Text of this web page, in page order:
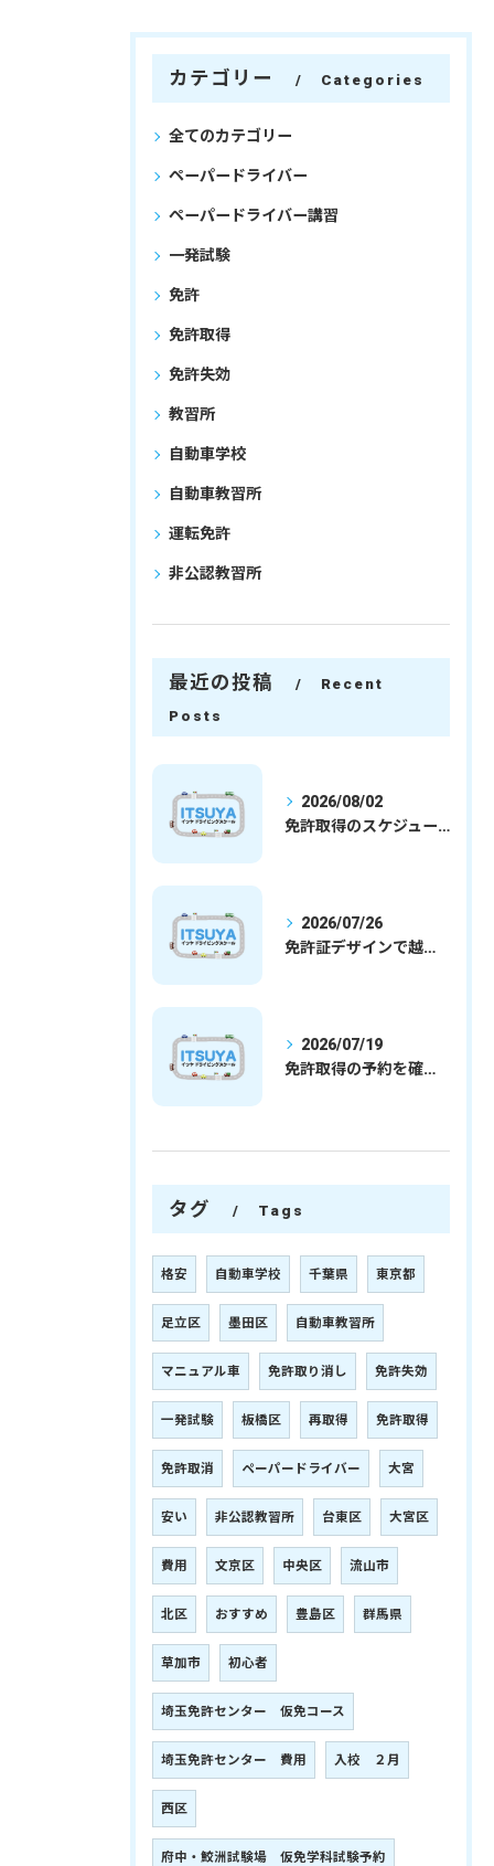
カテゴリー Categories
全てのカテゴリー
ペーパードライバー
ペーパードライバー講習
一発試験
免許
免許取得
免許失効
教習所
自動車学校
自動車教習所
運転免許
非公認教習所
最近の投稿
Recent
Posts
2026/08/02
免許取得のスケジュールを徹底解説学生社会人の通学合宿別プランで最短取得のコツ
2026/07/26
免許証デザインで越谷市愛を表現する埼玉県さいたま市越谷市の免許取得完全ガイド
2026/07/19
免許取得の予約を確実に取るための最新ガイドと一発試験合格の実践法
タグ Tags
格安 自動車学校 千葉県 東京都
足立区 墨田区 自動車教習所
マニュアル車 免許取り消し 免許失効
一発試験 板橋区 再取得 免許取得
免許取消 ペーパードライバー 大宮
安い 非公認教習所 台東区 大宮区
費用 文京区 中央区 流山市
北区 おすすめ 豊島区 群馬県
草加市 初心者
埼玉免許センター 仮免コース
埼玉免許センター 費用 入校 ２月
西区
府中・鮫洲試験場 仮免学科試験予約